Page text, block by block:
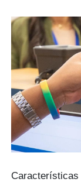
Características